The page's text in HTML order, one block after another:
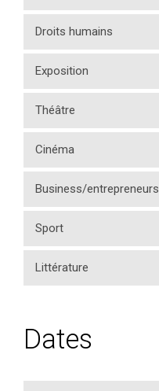
Droits humains
Exposition
Théâtre
Cinéma
Business/entrepreneurs
Sport
Littérature
Dates